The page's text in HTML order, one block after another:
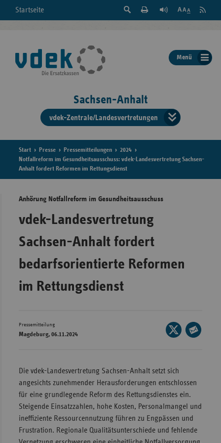
Startseite
Suche
der
Seite
Feed
Menü
Sachsen-Anhalt
vdek-Zentrale/Landesvertretungen
der
Start Presse Pressemitteilungen
2024
Notfallreform im Gesundheitsausschuss: vdek-Landesvertretung Sachsen-
Anhalt fordert Reformen im Rettungsdienst
Anhörung Notfallreform im Gesundheitsausschuss
vdek-Landesvertretung
Sachsen-Anhalt fordert
bedarfsorientierte Reformen
im Rettungsdienst
Pressemitteilung
Magdeburg, 06.11.2024
Seite
auf
Die vdek-Landesvertretung Sachsen-Anhalt setzt sich
angesichts zunehmender Herausforderungen entschlossen
für eine grundlegende Reform des Rettungsdienstes ein.
Steigende Einsatzzahlen, hohe Kosten, Personalmangel und
ineffiziente Ressourcennutzung führen zu Engpässen und
Frustration. Regionale Qualitätsunterschiede und fehlende